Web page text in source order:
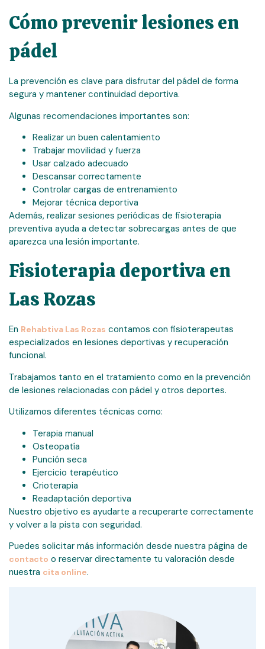
Cómo prevenir lesiones en
pádel
La prevención es clave para disfrutar del pádel de forma
segura y mantener continuidad deportiva.
Algunas recomendaciones importantes son:
Realizar un buen calentamiento
Trabajar movilidad y fuerza
Usar calzado adecuado
Descansar correctamente
Controlar cargas de entrenamiento
Mejorar técnica deportiva
Además, realizar sesiones periódicas de fisioterapia
preventiva ayuda a detectar sobrecargas antes de que
aparezca una lesión importante.
Fisioterapia deportiva en
Las Rozas
En Rehabtiva Las Rozas contamos con fisioterapeutas
especializados en lesiones deportivas y recuperación
funcional.
Trabajamos tanto en el tratamiento como en la prevención
de lesiones relacionadas con pádel y otros deportes.
Utilizamos diferentes técnicas como:
Terapia manual
Osteopatía
Punción seca
Ejercicio terapéutico
Crioterapia
Readaptación deportiva
Nuestro objetivo es ayudarte a recuperarte correctamente
y volver a la pista con seguridad.
Puedes solicitar más información desde nuestra página de
contacto o reservar directamente tu valoración desde
nuestra cita online.